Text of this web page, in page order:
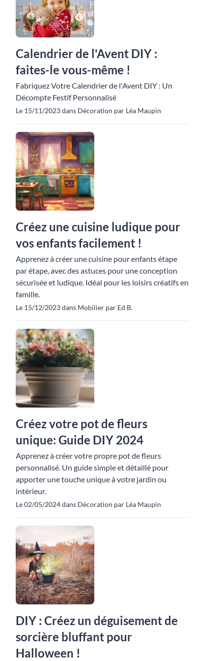
Calendrier de l'Avent DIY :
faites-le vous-même !
Fabriquez Votre Calendrier de l'Avent DIY : Un
Décompte Festif Personnalisé
Le 15/11/2023 dans Décoration par Léa Maupin
Créez une cuisine ludique pour
vos enfants facilement !
Apprenez à créer une cuisine pour enfants étape
par étape, avec des astuces pour une conception
sécurisée et ludique. Idéal pour les loisirs créatifs en
famille.
Le 15/12/2023 dans Mobilier par Ed B.
Créez votre pot de fleurs
unique: Guide DIY 2024
Apprenez à créer votre propre pot de fleurs
personnalisé. Un guide simple et détaillé pour
apporter une touche unique à votre jardin ou
intérieur.
Le 02/05/2024 dans Décoration par Léa Maupin
DIY : Créez un déguisement de
sorcière bluffant pour
Halloween !